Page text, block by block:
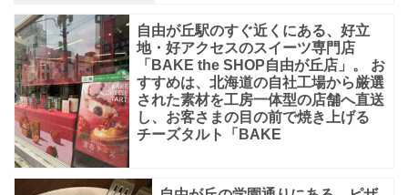
ド
自由が丘駅のすぐ近くにある、好立
地・好アクセスのスイーツ専門店
「BAKE the SHOP自由が丘店」。 お
すすめは、北海道の自社工場から厳選
された素材を工房一体型の店舗へ直送
し、お客さまの目の前で焼き上げる
チーズタルト「BAKE